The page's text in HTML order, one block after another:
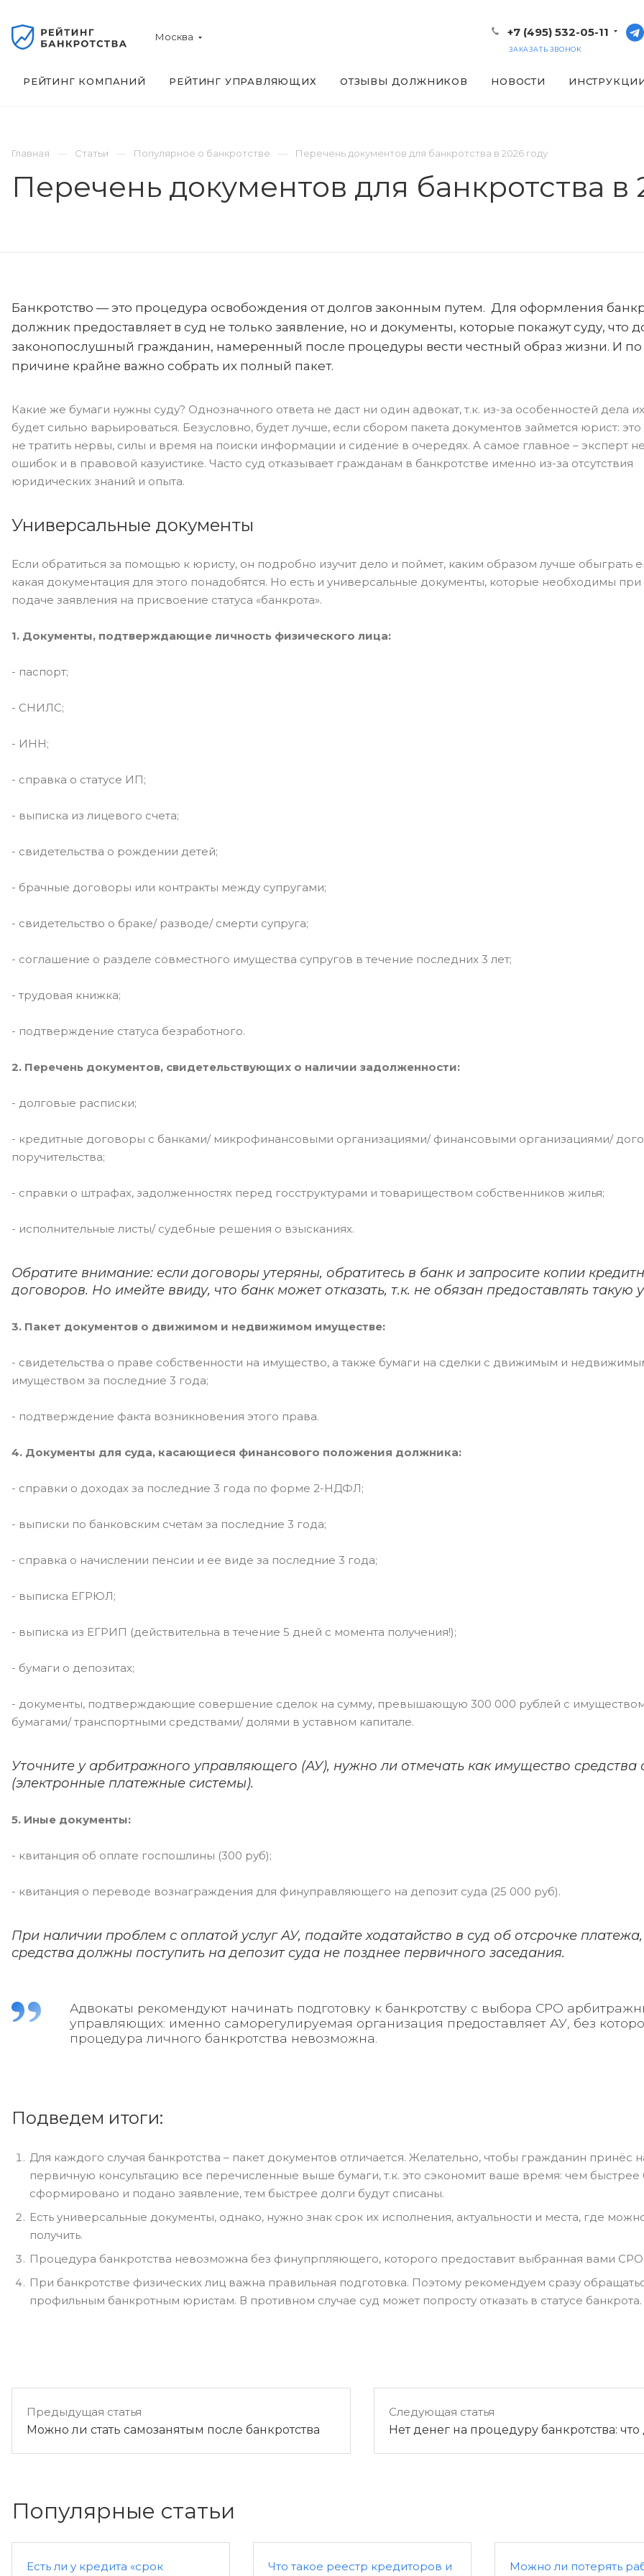
Москва +7 (495) 532-05-11
ЗАКАЗАТЬ ЗВОНОК
РЕЙТИНГ КОМПАНИЙ РЕЙТИНГ УПРАВЛЯЮЩИХ ОТЗЫВЫ ДОЛЖНИКОВ НОВОСТИ
Главная Статьи Популярное о банкротстве Перечень документов для банкротства в 2026 году
Перечень документов для банкротства в
Банкротство — это процедура освобождения от долгов законным путем. Для оформления
должник предоставляет в суд не только заявление, но и документы, которые покажут суду, что
законопослушный гражданин, намеренный после процедуры вести честный образ жизни. И по
причине крайне важно собрать их полный пакет.
Какие же бумаги нужны суду? Однозначного ответа не даст ни один адвокат, т.к. из-за особенностей дела
будет сильно варьироваться. Безусловно, будет лучше, если сбором пакета документов займется юрист: это
не тратить нервы, силы и время на поиски информации и сидение в очередях. А самое главное – эксперт
ошибок и в правовой казуистике. Часто суд отказывает гражданам в банкротстве именно из-за отсутствия
юридических знаний и опыта.
Универсальные документы
Если обратиться за помощью к юристу, он подробно изучит дело и поймет, каким образом лучше обыграть
какая документация для этого понадобятся. Но есть и универсальные документы, которые необходимы
подаче заявления на присвоение статуса «банкрота».
1. Документы, подтверждающие личность физического лица:
- паспорт;
- СНИЛС;
- ИНН;
- справка о статусе ИП;
- выписка из лицевого счета;
- свидетельства о рождении детей;
- брачные договоры или контракты между супругами;
- свидетельство о браке/ разводе/ смерти супруга;
- соглашение о разделе совместного имущества супругов в течение последних 3 лет;
- трудовая книжка;
- подтверждение статуса безработного.
2. Перечень документов, свидетельствующих о наличии задолженности:
- долговые расписки;
- кредитные договоры с банками/ микрофинансовыми организациями/ финансовыми организациями/
поручительства;
- справки о штрафах, задолженностях перед госструктурами и товариществом собственников жилья;
- исполнительные листы/ судебные решения о взысканиях.
Обратите внимание: если договоры утеряны, обратитесь в банк и запросите копии
договоров. Но имейте ввиду, что банк может отказать, т.к. не обязан предоставлять такую
3. Пакет документов о движимом и недвижимом имуществе:
- свидетельства о праве собственности на имущество, а также бумаги на сделки с движимым и
имуществом за последние 3 года;
- подтверждение факта возникновения этого права.
4. Документы для суда, касающиеся финансового положения должника:
- справки о доходах за последние 3 года по форме 2-НДФЛ;
- выписки по банковским счетам за последние 3 года;
- справка о начислении пенсии и ее виде за последние 3 года;
- выписка ЕГРЮЛ;
- выписка из ЕГРИП (действительна в течение 5 дней с момента получения!);
- бумаги о депозитах;
- документы, подтверждающие совершение сделок на сумму, превышающую 300 000 рублей с
бумагами/ транспортными средствами/ долями в уставном капитале.
Уточните у арбитражного управляющего (АУ), нужно ли отмечать как имущество средства
(электронные платежные системы).
5. Иные документы:
- квитанция об оплате госпошлины (300 руб);
- квитанция о переводе вознаграждения для финуправляющего на депозит суда (25 000 руб).
При наличии проблем с оплатой услуг АУ, подайте ходатайство в суд об отсрочке
средства должны поступить на депозит суда не позднее первичного заседания.
Адвокаты рекомендуют начинать подготовку к банкротству с выбора СРО
управляющих: именно саморегулируемая организация предоставляет АУ, без
процедура личного банкротства невозможна.
Подведем итоги:
Для каждого случая банкротства – пакет документов отличается. Желательно, чтобы гражданин принёс
первичную консультацию все перечисленные выше бумаги, т.к. это сэкономит ваше время: чем быстрее
сформировано и подано заявление, тем быстрее долги будут списаны.
Есть универсальные документы, однако, нужно знак срок их исполнения, актуальности и места, где
получить.
Процедура банкротства невозможна без финупрпляющего, которого предоставит выбранная вами СРО.
При банкротстве физических лиц важна правильная подготовка. Поэтому рекомендуем сразу
профильным банкротным юристам. В противном случае суд может попросту отказать в статусе банкрота.
Предыдущая статья
Можно ли стать самозанятым после банкротства
Следующая статья
Нет денег на процедуру банкротства: что
Популярные статьи
Есть ли у кредита «срок Что такое реестр кредиторов и Можно ли потерять